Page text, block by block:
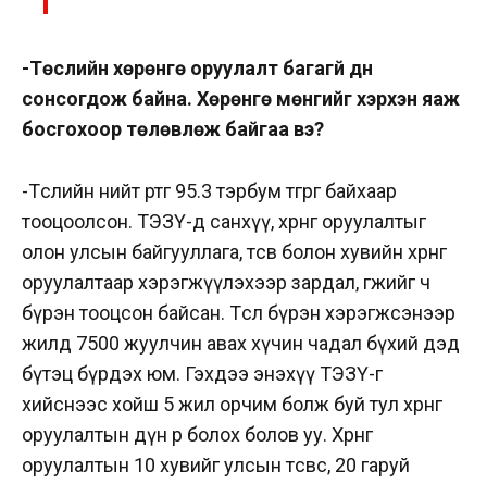
-Төслийн хөрөнгө оруулалт багагүй дүн
сонсогдож байна. Хөрөнгө мөнгийг хэрхэн яаж
босгохоор төлөвлөж байгаа вэ?
-Төслийн нийт өртөг 95.3 тэрбум төгрөг байхаар
тооцоолсон. ТЭЗҮ-д санхүү, хөрөнгө оруулалтыг
олон улсын байгууллага, төсөв болон хувийн хөрөнгө
оруулалтаар хэрэгжүүлэхээр зардал, өгөөжийг ч
бүрэн тооцсон байсан. Төсөл бүрэн хэрэгжсэнээр
жилд 7500 жуулчин авах хүчин чадал бүхий дэд
бүтэц бүрдэх юм. Гэхдээ энэхүү ТЭЗҮ-г
хийснээс хойш 5 жил орчим болж буй тул хөрөнгө
оруулалтын дүн өөр болох болов уу. Хөрөнгө
оруулалтын 10 хувийг улсын төсвөөс, 20 гаруй